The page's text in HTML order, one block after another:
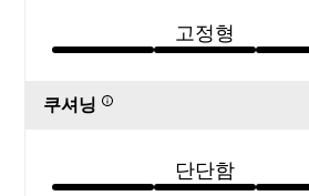
고정형
쿠셔닝
단단함